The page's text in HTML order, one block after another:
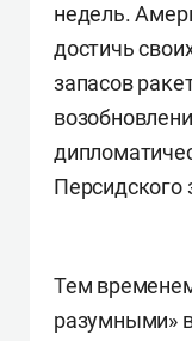
недель.
достичь
запасов
Персидского
Тем
разумными»